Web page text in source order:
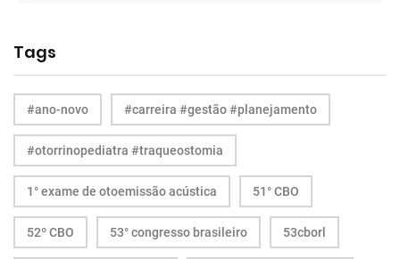
Tags
#ano-novo #carreira #gestão #planejamento
#otorrinopediatra #traqueostomia
1° exame de otoemissão acústica 51° CBO
52º CBO 53° congresso brasileiro 53cborl